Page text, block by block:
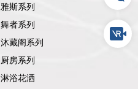
雅斯系列
舞者系列
沐藏阁系列
厨房系列
淋浴花洒